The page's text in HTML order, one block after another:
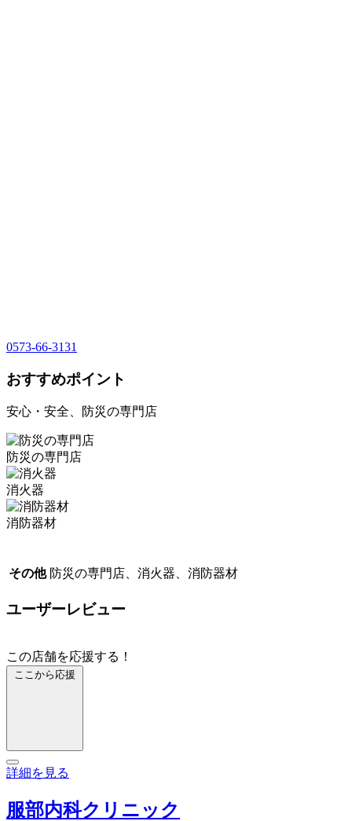
0573-66-3131
おすすめポイント
安心・安全、防災の専門店
防災の専門店
消火器
消防器材
その他 防災の専門店、消火器、消防器材
ユーザーレビュー
この店舗を応援する！
ここから応援
詳細を見る
服部内科クリニック